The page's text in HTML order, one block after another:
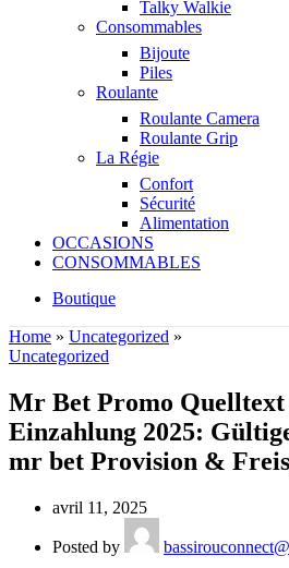
Talky Walkie
Consommables
Bijoute
Piles
Roulante
Roulante Camera
Roulante Grip
La Régie
Confort
Sécurité
Alimentation
OCCASIONS
CONSOMMABLES
Boutique
Home » Uncategorized »
Uncategorized
Mr Bet Promo Quelltext
Einzahlung 2025:
mr bet Provision &
avril 11, 2025
Posted by